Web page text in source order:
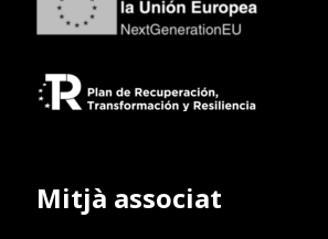
Mitjà associat